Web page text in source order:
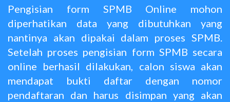
Pengisian form SPMB Online mohon
diperhatikan data yang dibutuhkan yang
nantinya akan dipakai dalam proses SPMB.
Setelah proses pengisian form SPMB secara
online berhasil dilakukan, calon siswa akan
mendapat bukti daftar dengan nomor
pendaftaran dan harus disimpan yang akan